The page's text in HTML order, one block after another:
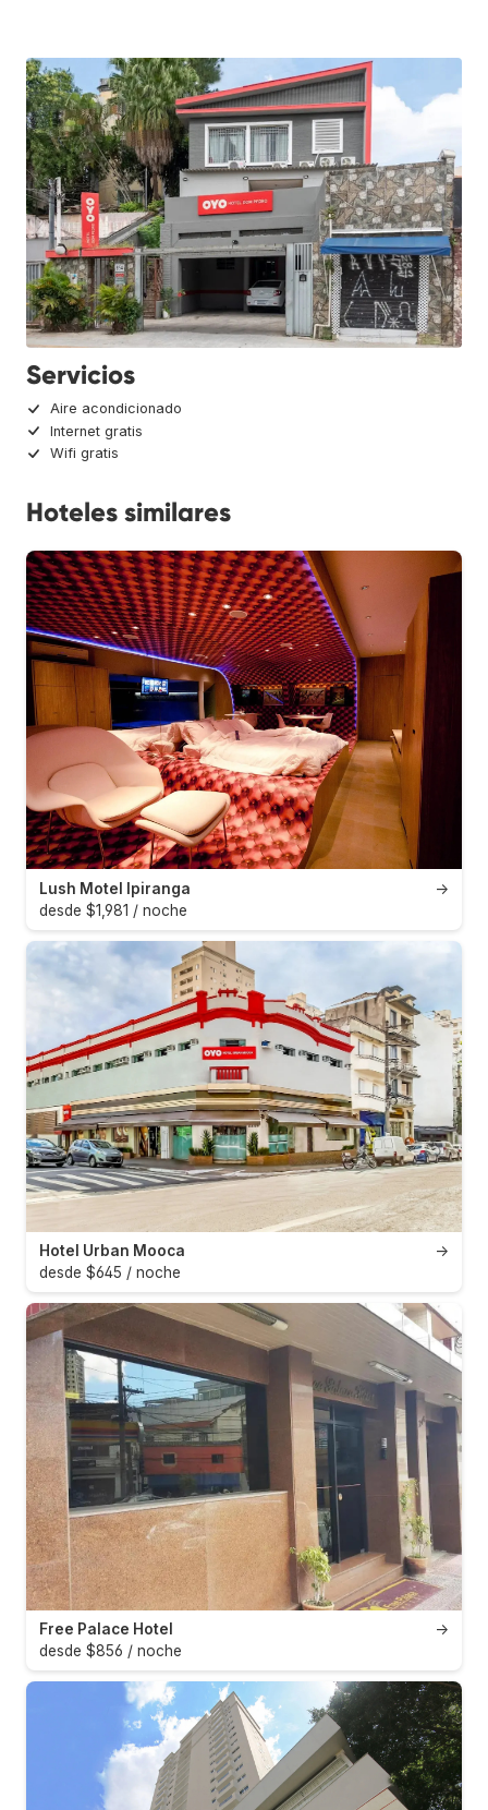
Servicios
Aire acondicionado
Internet gratis
Wifi gratis
Hoteles similares
→
Lush Motel Ipiranga
desde $1,981 / noche
→
Hotel Urban Mooca
desde $645 / noche
→
Free Palace Hotel
desde $856 / noche